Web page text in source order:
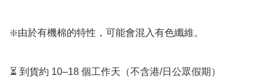
❇️由於有機棉的特性，可能會混入有色纖維。
⏳ 到貨約 10–18 個工作天（不含港/日公眾假期）